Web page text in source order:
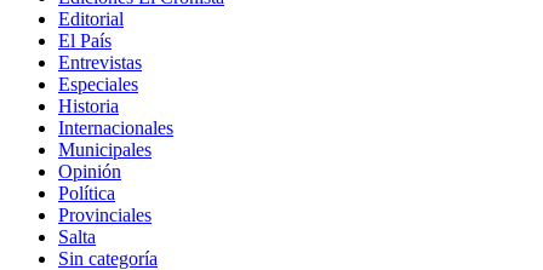
Editorial
El País
Entrevistas
Especiales
Historia
Internacionales
Municipales
Opinión
Política
Provinciales
Salta
Sin categoría